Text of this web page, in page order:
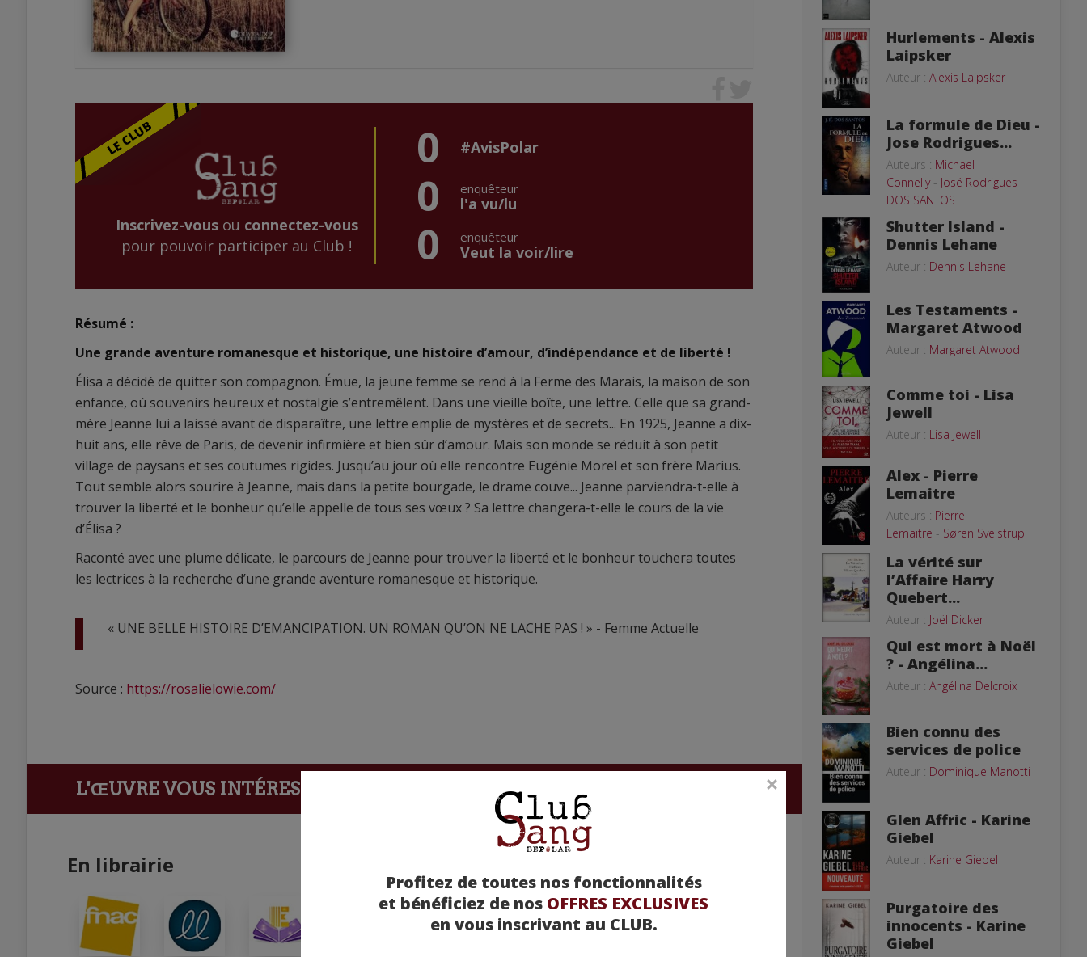
Profitez de toutes nos fonctionnalités
et bénéficiez de nos OFFRES EXCLUSIVES
en vous inscrivant au CLUB.
Inscrivez-vousou connectez-vous
pour pouvoir participer au Club !
0 #AvisPolar
0 enquêteur
l'a vu/lu
0 enquêteur
Veut la voir/lire
Résumé :
Une grande aventure romanesque et historique, une histoire d’amour, d’indépendance et de liberté !
Élisa a décidé de quitter son compagnon. Émue, la jeune femme se rend à la Ferme des Marais, la maison de son
enfance, où souvenirs heureux et nostalgie s’entremêlent. Dans une vieille boîte, une lettre. Celle que sa grand-
mère Jeanne lui a laissé avant de disparaître, une lettre emplie de mystères et de secrets... En 1925, Jeanne a dix-
huit ans, elle rêve de Paris, de devenir infirmière et bien sûr d’amour. Mais son monde se réduit à son petit
village de paysans et ses coutumes rigides. Jusqu’au jour où elle rencontre Eugénie Morel et son frère Marius.
Tout semble alors sourire à Jeanne, mais dans la petite bourgade, le drame couve... Jeanne parviendra-t-elle à
trouver la liberté et le bonheur qu’elle appelle de tous ses vœux ? Sa lettre changera-t-elle le cours de la vie
d’Élisa ?
Raconté avec une plume délicate, le parcours de Jeanne pour trouver la liberté et le bonheur touchera toutes
les lectrices à la recherche d’une grande aventure romanesque et historique.
« UNE BELLE HISTOIRE D’EMANCIPATION. UN ROMAN QU’ON NE LACHE PAS ! » - Femme Actuelle
Source : https://rosalielowie.com/
L'ŒUVRE VOUS INTÉRESSE ? Achetez-la chez nos partenaires !
En librairie
Hurlements - Alexis
Laipsker
Auteur : Alexis Laipsker
La formule de Dieu -
Jose Rodrigues...
Auteurs : Michael
Connelly- José Rodrigues
DOS SANTOS
Shutter Island -
Dennis Lehane
Auteur : Dennis Lehane
Les Testaments -
Margaret Atwood
Auteur : Margaret Atwood
Comme toi - Lisa
Jewell
Auteur : Lisa Jewell
Alex - Pierre
Lemaitre
Auteurs : Pierre
Lemaitre - Søren Sveistrup
La vérité sur
l’Affaire Harry
Quebert...
Auteur : Joël Dicker
Qui est mort à Noël
? - Angélina...
Auteur : Angélina Delcroix
Bien connu des
services de police
Auteur : Dominique Manotti
Glen Affric - Karine
Giebel
Auteur : Karine Giebel
Purgatoire des
innocents - Karine
Giebel